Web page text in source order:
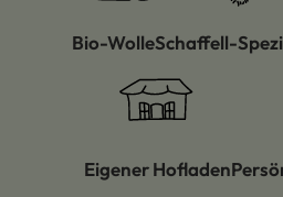
Bio-WolleSchaffell-
Eigener Hofladen